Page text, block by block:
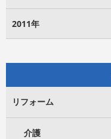
2011年
リフォーム
介護